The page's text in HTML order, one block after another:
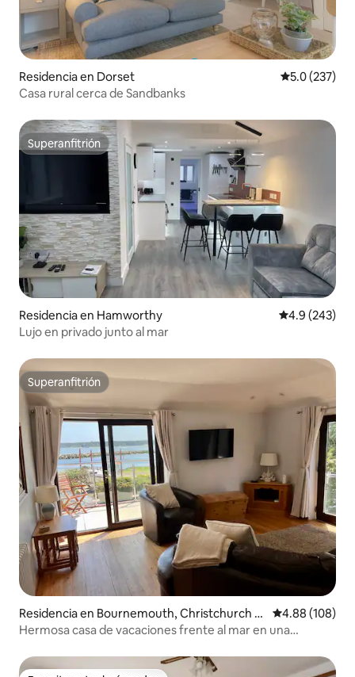
Residencia en Dorset Calificación
5.0 (237)
Casa rural cerca de Sandbanks
Superanfitrión
Superanfitrión
Residencia en Hamworthy Calificación
4.9 (243)
Lujo en privado junto al mar
Superanfitrión
Superanfitrión
Residencia en Bournemouth, Christchurch a
nd Poole
Calificación
4.88 (108)
Hermosa casa de vacaciones frente al mar en una